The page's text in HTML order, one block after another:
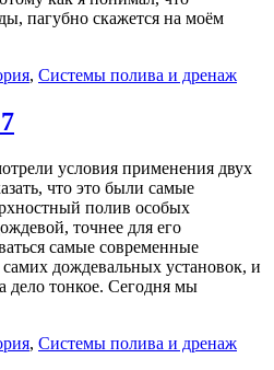
пагубно скажется на моём
, Системы полива и дренаж
условия применения двух
что это были самые
полив особых
точнее для его
самые современные
дождевальных установок, и
дело тонкое. Сегодня мы
, Системы полива и дренаж